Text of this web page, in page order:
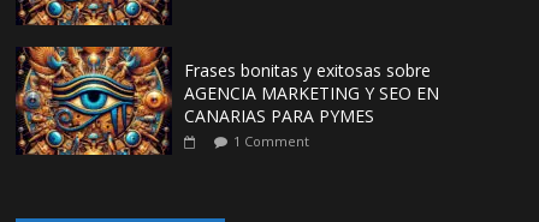
Frases bonitas y exitosas sobre
AGENCIA MARKETING Y SEO EN
CANARIAS PARA PYMES
1 Comment